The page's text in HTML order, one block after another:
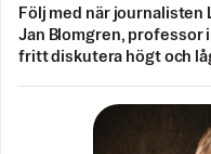
Följ med när journalisten
Jan Blomgren, professor
fritt diskutera högt och